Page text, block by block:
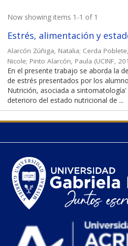
Now showing items 1-1 of 1
Estrés, alimentación y
Alarcón Zúñiga, Natalia; Cerda
Nicole; Pinto Alarcón, Paula (UCINF,
En el presente trabajo se aborda la
de estrés presentados por los
Nutrición, asociada a
deterioro del estado nutricional de ...